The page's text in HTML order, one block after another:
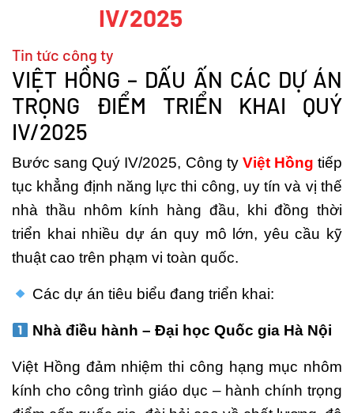
IV/2025
Tin tức công ty
VIỆT HỒNG – DẤU ẤN CÁC DỰ ÁN
TRỌNG ĐIỂM TRIỂN KHAI QUÝ
IV/2025
Bước sang Quý IV/2025, Công tyViệt Hồng tiếp
tục khẳng định năng lực thi công, uy tín và vị thế
nhà thầu nhôm kính hàng đầu, khi đồng thời
triển khai nhiều dự án quy mô lớn, yêu cầu kỹ
thuật cao trên phạm vi toàn quốc.
Các dự án tiêu biểu đang triển khai:
Nhà điều hành – Đại học Quốc gia Hà Nội
Việt Hồng đảm nhiệm thi công hạng mục nhôm
kính cho công trình giáo dục – hành chính trọng